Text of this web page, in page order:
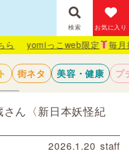
検索 お気に入り
こweb限定 毎月抽選で1名
街ネタ 美容・健康 プ
ん〈新日本妖怪紀
2026.1.20 staff